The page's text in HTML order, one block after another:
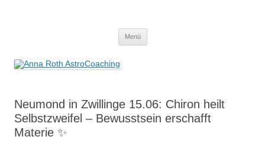
Menü
Neumond in Zwillinge 15.06: Chiron heilt
Selbstzweifel – Bewusstsein erschafft
Materie ✨